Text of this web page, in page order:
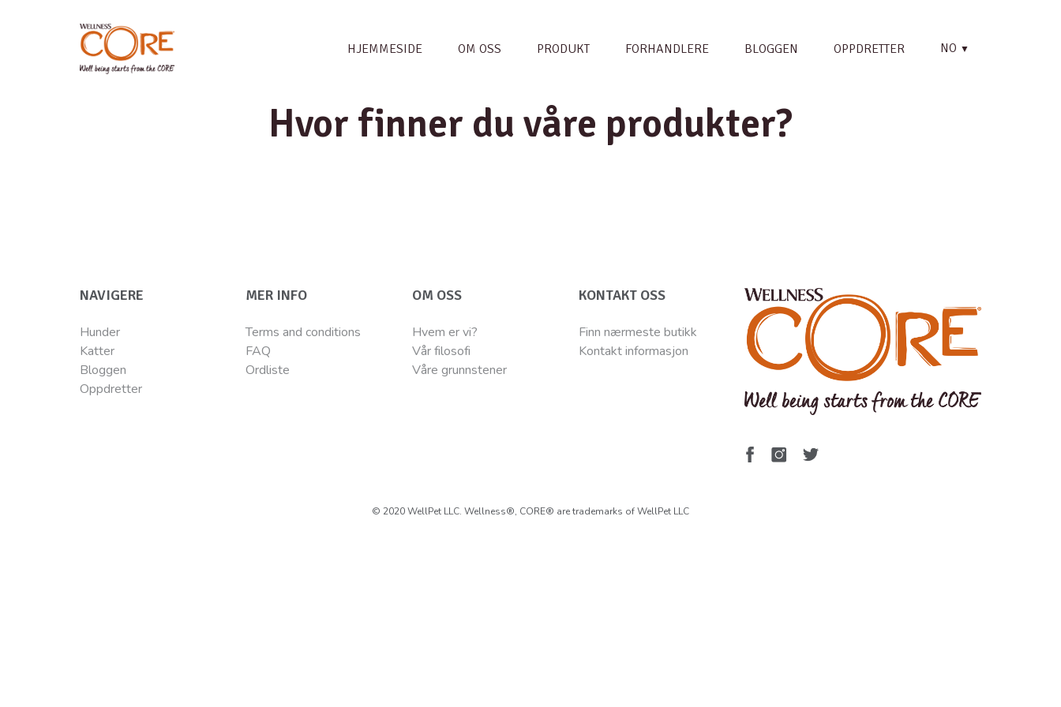
HJEMMESIDE OM OSS PRODUKT FORHANDLERE BLOGGEN OPPDRETTER NO ▼
Hvor finner du våre produkter?
NAVIGERE
Hunder
Katter
Bloggen
Oppdretter
MER INFO
Terms and conditions
FAQ
Ordliste
OM OSS
Hvem er vi?
Vår filosofi
Våre grunnstener
KONTAKT OSS
Finn nærmeste butikk
Kontakt informasjon
© 2020 WellPet LLC. Wellness®, CORE® are trademarks of WellPet LLC